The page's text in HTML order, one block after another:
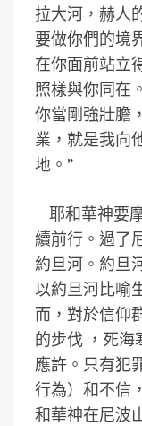
拉大河，赫人
要做你們的境
在你面前站立
照樣與你同在
你當剛強壯膽
業，就是我向
地。”
耶和華神要
續前行。過了
約旦河。約旦
以約旦河比喻
而，對於信仰
的步伐 ，死海
應許。只有犯
行為）和不信
和華神在尼波